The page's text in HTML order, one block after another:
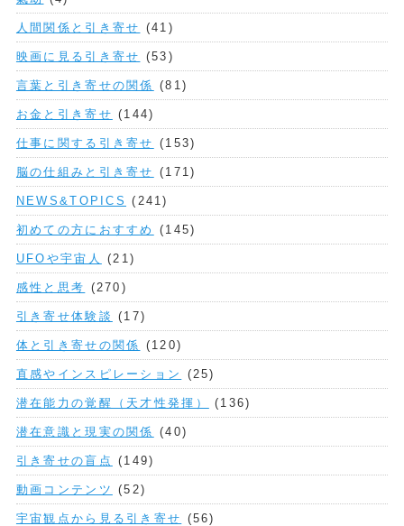
人間関係と引き寄せ (41)
映画に見る引き寄せ (53)
言葉と引き寄せの関係 (81)
お金と引き寄せ (144)
仕事に関する引き寄せ (153)
脳の仕組みと引き寄せ (171)
NEWS&TOPICS (241)
初めての方におすすめ (145)
UFOや宇宙人 (21)
感性と思考 (270)
引き寄せ体験談 (17)
体と引き寄せの関係 (120)
直感やインスピレーション (25)
潜在能力の覚醒（天才性発揮） (136)
潜在意識と現実の関係 (40)
引き寄せの盲点 (149)
動画コンテンツ (52)
宇宙観点から見る引き寄せ (56)